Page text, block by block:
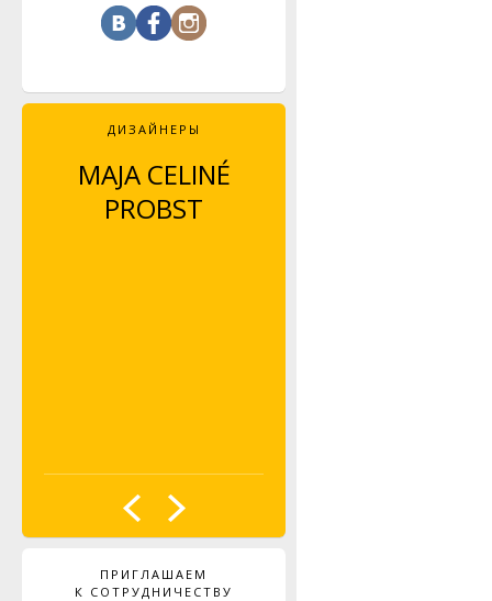
ДИЗАЙНЕРЫ
MAJA CELINÉ
PROBST
ПРИГЛАШАЕМ
К СОТРУДНИЧЕСТВУ